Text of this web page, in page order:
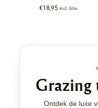
€18,95 incl. btw
Grazing
Ontdek de luxe